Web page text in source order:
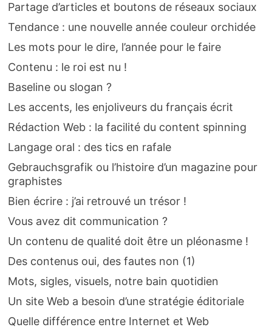
Partage d’articles et boutons de réseaux sociaux
Tendance : une nouvelle année couleur orchidée
Les mots pour le dire, l’année pour le faire
Contenu : le roi est nu !
Baseline ou slogan ?
Les accents, les enjoliveurs du français écrit
Rédaction Web : la facilité du content spinning
Langage oral : des tics en rafale
Gebrauchsgrafik ou l’histoire d’un magazine pour
graphistes
Bien écrire : j’ai retrouvé un trésor !
Vous avez dit communication ?
Un contenu de qualité doit être un pléonasme !
Des contenus oui, des fautes non (1)
Mots, sigles, visuels, notre bain quotidien
Un site Web a besoin d’une stratégie éditoriale
Quelle différence entre Internet et Web